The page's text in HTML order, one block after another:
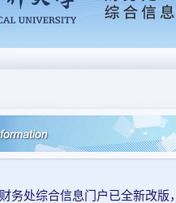
务处综合信息门户已全新改版，